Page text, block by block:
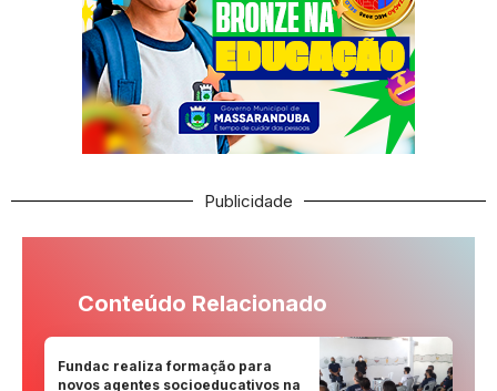
Publicidade
Conteúdo Relacionado
Fundac realiza formação para
novos agentes socioeducativos na